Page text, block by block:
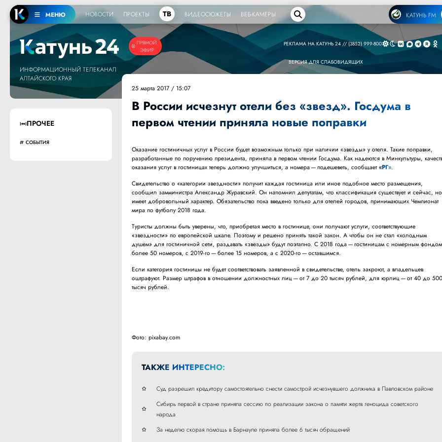
МЕНЮ НОВОСТИ ПРОЕКТЫ ТВ ВИДЕОСЮЖЕТЫ ВЕБ-КАМЕРЫ КАТУНЬ FM
ПРЯМОЙ
ЭФИР
ИНФОРМАЦИОННЫЙ ТЕЛЕКАНАЛ
АЛТАЙСКОГО КРАЯ
РЕКЛАМА НА КАТУНЬ 24 // (3852) 999-800
ВЕРСИЯ ДЛЯ СЛАБОВИДЯЩИХ
ПРОЧЕЕ
СОБЫТИЯ
25 марта 2017 / 15:07
В России исчезнут отели без «звезд». Госдума в
первом чтении приняла новые поправки
Оказание гостиничных услуг в России будет возможным только при наличии «звезды» у отеля. Такие поправки,
разработанные по поручению президента, приняла в первом чтении Госдума. Как надеются в Минкультуры,
оказания услуг в гостиницах теперь должно улучшиться, а номера — подешеветь, сообщает«РГ».
Свидетельство о «категории звездности» получит каждая гостиница или иное подобное место размещения,
сообщил замминистра Александр Журавский. Он напомнил депутатам, что классификация существует и сейчас, но
имеет добровольный характер. Обязательство пока введено только для отелей городов, принимающих Чемпионат
мира по футболу 2018 года.
Туристы должны быть уверены, что, приобретая место в гостинице, они получают услуги, соответствующие
«звездности» по европейской шкале. Поэтому и решено принять такой закон. А чтобы он не стал «холодным
душем» для гостиничной сети, раздавать «звезды» будут поэтапно. С 2018 года — гостиницам с номерным фондом
более 50 номеров, с 2019-го — более 15 номеров, а с 2020-го — оставшимся.
Если категория гостиницы не будет соответствовать заявленной в свидетельстве, отель закроют, а владельцев
оштрафуют. Размер штрафов в отношении должностных лиц — от 7 до 20 тысяч рублей, для юрлиц — от 40 до
тысяч рублей.
Фото: pixabay.com
ТАКЖЕ ИНТЕРЕСНО:
Суд разрешил кредитору самостоятельно снести самострой исчезнувшего должника в Павловском районе
Сибирь первой в стране приняла сессию по реализации закона о памяти жертв геноцида советского
народа
За неделю скорая помощь в Барнауле приняла более 6 тысяч обращений